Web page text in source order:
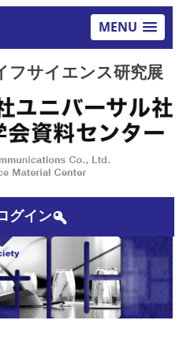
MENU
フサイエンス研究展
グイン